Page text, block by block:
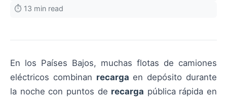
⏱️ 13 min read
En los Países Bajos, muchas flotas de camiones
eléctricos combinan recarga en depósito durante
la noche con puntos de recarga pública rápida en